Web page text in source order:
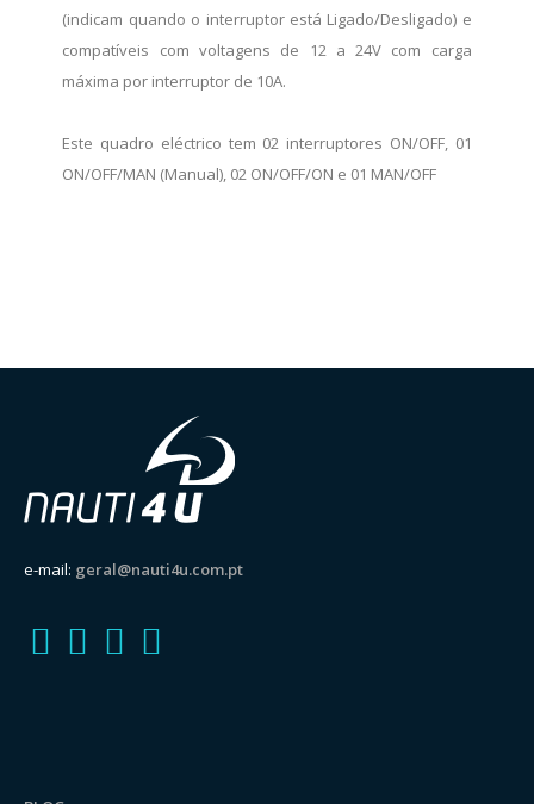
(indicam quando o interruptor está Ligado/Desligado) e
compatíveis com voltagens de 12 a 24V com carga
máxima por interruptor de 10A.
Este quadro eléctrico tem 02 interruptores ON/OFF, 01
ON/OFF/MAN (Manual), 02 ON/OFF/ON e 01 MAN/OFF
e-mail: geral@nauti4u.com.pt